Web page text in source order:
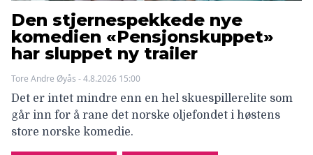
Den stjernespekkede nye
komedien «Pensjonskuppet»
har sluppet ny trailer
Tore Andre Øyås - 4.8.2026 15:00
Det er intet mindre enn en hel skuespillerelite som
går inn for å rane det norske oljefondet i høstens
store norske komedie.